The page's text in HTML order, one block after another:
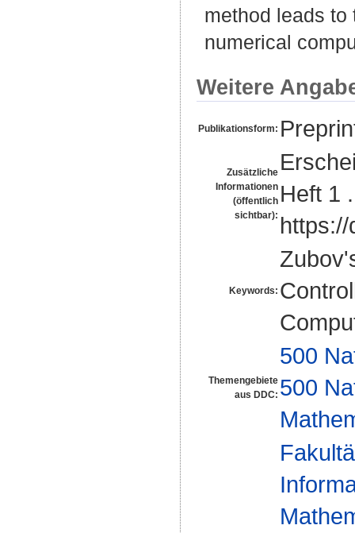
method leads
numerical
Weitere
Publikationsform:
Zusätzliche
Informationen
(öffentlich
sichtbar):
Heft 1
Keywords:
Themengebiete
aus DDC:
500
500